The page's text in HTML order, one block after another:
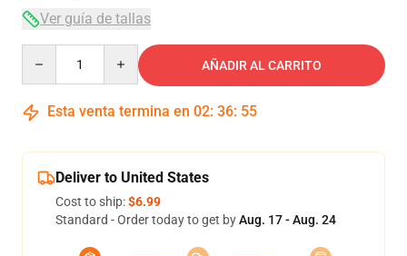
Ver guía de tallas
AÑADIR AL CARRITO
Esta venta termina en 02: 36: 54
Deliver to United States
Cost to ship:$6.99
Standard - Order today to get byAug. 17 - Aug. 24